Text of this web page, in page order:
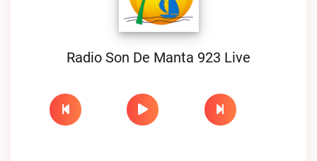
Radio Son De Manta 923 Live